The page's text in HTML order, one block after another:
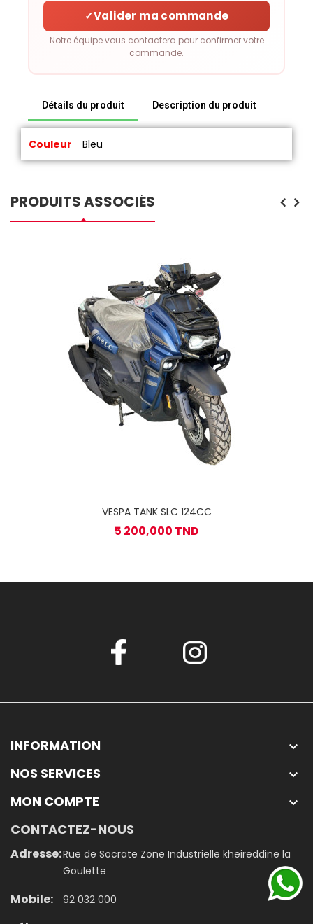
✓Valider ma commande
Notre équipe vous contactera pour confirmer votre
commande.
Détails du produit Description du produit
Couleur Bleu
PRODUITS ASSOCIÉS
VESPA TANK SLC 124CC
5 200,000 TND
INFORMATION 
NOS SERVICES 
MON COMPTE 
CONTACTEZ-NOUS
Adresse:Rue de Socrate Zone Industrielle kheireddine la
Goulette
Mobile: 92 032 000